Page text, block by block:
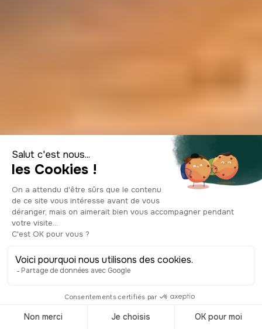
Top 6 activités à
faire à Ljubljana et
alentours